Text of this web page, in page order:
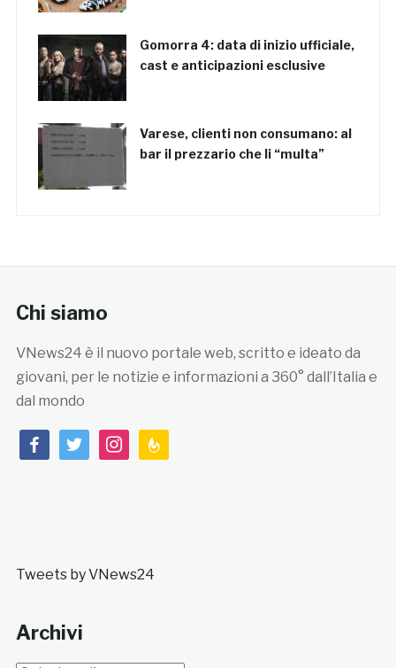
Gomorra 4: data di inizio ufficiale,
cast e anticipazioni esclusive
Varese, clienti non consumano: al
bar il prezzario che li “multa”
Chi siamo
VNews24 è il nuovo portale web, scritto e ideato da
giovani, per le notizie e informazioni a 360° dall’Italia e
dal mondo
facebooktwitterinstagramfeedburner
Tweets by VNews24
Archivi